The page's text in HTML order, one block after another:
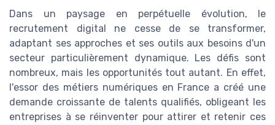
Dans un paysage en perpétuelle évolution, le
recrutement digital ne cesse de se transformer,
adaptant ses approches et ses outils aux besoins d'un
secteur particulièrement dynamique. Les défis sont
nombreux, mais les opportunités tout autant. En effet,
l'essor des métiers numériques en France a créé une
demande croissante de talents qualifiés, obligeant les
entreprises à se réinventer pour attirer et retenir ces